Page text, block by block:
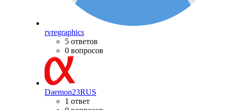
rvregraphics
5 ответов
0 вопросов
Daemon23RUS
1 ответ